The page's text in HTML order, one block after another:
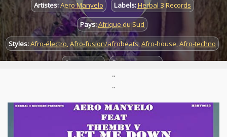
Artistes:Aero Manyelo Labels:Herbal 3 Records
Pays:Afrique du Sud
Styles:Afro-électro,Afro-fusion/afrobeats,Afro-house,Afro-techno
Support :EP Parution :2010
"
"